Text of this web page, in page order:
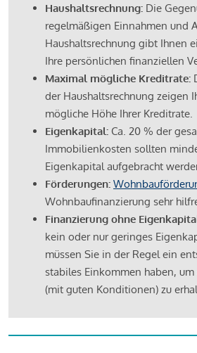
Haushaltsrechnung: Die
regelmäßigen Einnahmen und
Haushaltsrechnung gibt Ihnen
Ihre persönlichen finanziellen
Maximal mögliche Kreditrate:
der Haushaltsrechnung zeigen
mögliche Höhe Ihrer Kreditrate.
Eigenkapital: Ca. 20 % der
Immobilienkosten sollten
Eigenkapital aufgebracht
Förderungen:
Wohnbaufinanzierung sehr
Finanzierung ohne
kein oder nur geringes
müssen Sie in der Regel ein
stabiles Einkommen haben,
(mit guten Konditionen) zu